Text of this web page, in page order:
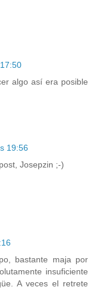
algo así era posible
19:56
Josepzin ;-)
bastante maja por
insuficiente
A veces el retrete